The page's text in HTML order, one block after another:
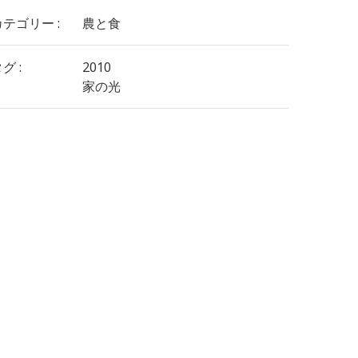
ゴリー : 農と食
:
2010
家の光